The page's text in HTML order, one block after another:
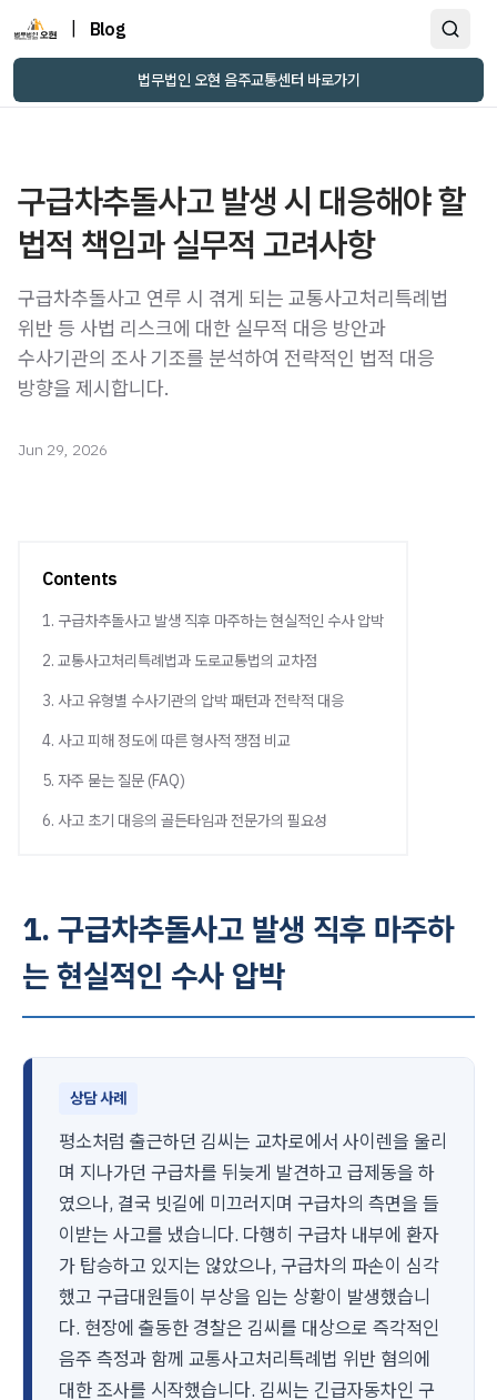
Blog
법무법인 오현 음주교통센터 바로가기
구급차추돌사고 발생 시 대응해야 할
법적 책임과 실무적 고려사항
구급차추돌사고 연루 시 겪게 되는 교통사고처리특례법
위반 등 사법 리스크에 대한 실무적 대응 방안과
수사기관의 조사 기조를 분석하여 전략적인 법적 대응
방향을 제시합니다.
Jun 29, 2026
Contents
1. 구급차추돌사고 발생 직후 마주하는 현실적인 수사 압박
2. 교통사고처리특례법과 도로교통법의 교차점
3. 사고 유형별 수사기관의 압박 패턴과 전략적 대응
4. 사고 피해 정도에 따른 형사적 쟁점 비교
5. 자주 묻는 질문 (FAQ)
6. 사고 초기 대응의 골든타임과 전문가의 필요성
1. 구급차추돌사고 발생 직후 마주하
는 현실적인 수사 압박
상담 사례
평소처럼 출근하던 김씨는 교차로에서 사이렌을 울리
며 지나가던 구급차를 뒤늦게 발견하고 급제동을 하
였으나, 결국 빗길에 미끄러지며 구급차의 측면을 들
이받는 사고를 냈습니다. 다행히 구급차 내부에 환자
가 탑승하고 있지는 않았으나, 구급차의 파손이 심각
했고 구급대원들이 부상을 입는 상황이 발생했습니
다. 현장에 출동한 경찰은 김씨를 대상으로 즉각적인
음주 측정과 함께 교통사고처리특례법 위반 혐의에
대한 조사를 시작했습니다. 김씨는 긴급자동차인 구